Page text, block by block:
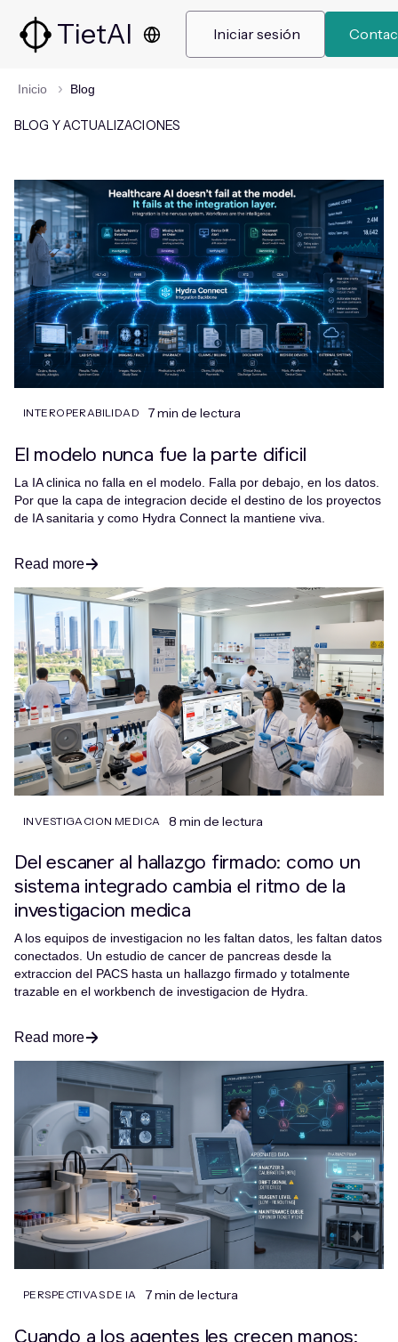
TietAI Iniciar sesión
Inicio Blog
BLOG Y ACTUALIZACIONES
INTEROPERABILIDAD 7 min de lectura
El modelo nunca fue la parte dificil
La IA clinica no falla en el modelo. Falla por debajo, en los datos.
Por que la capa de integracion decide el destino de los proyectos
de IA sanitaria y como Hydra Connect la mantiene viva.
Read more
INVESTIGACION MEDICA 8 min de lectura
Del escaner al hallazgo firmado: como un
sistema integrado cambia el ritmo de la
investigacion medica
A los equipos de investigacion no les faltan datos, les faltan datos
conectados. Un estudio de cancer de pancreas desde la
extraccion del PACS hasta un hallazgo firmado y totalmente
trazable en el workbench de investigacion de Hydra.
Read more
PERSPECTIVAS DE IA 7 min de lectura
Cuando a los agentes les crecen manos: